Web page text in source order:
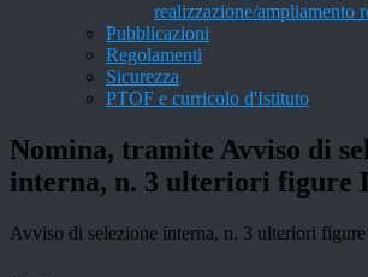
realizzazione/ampliamento
Pubblicazioni
Regolamenti
Sicurezza
PTOF e curricolo d'Istituto
Nomina, tramite Avviso di
interna, n. 3 ulteriori figure
Avviso di selezione interna, n. 3 ulteriori figure